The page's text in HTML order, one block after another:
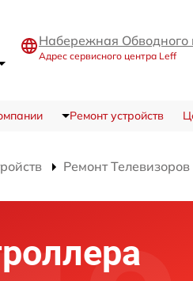
Набережная Обводного
Адрес сервисного центра Leff
Ремонт устройств
Ремонт Телевизоров